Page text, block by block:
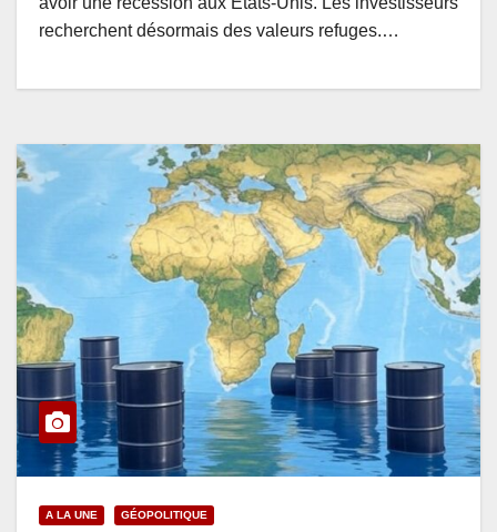
recherchent désormais des valeurs refuges.…
A LA UNE GÉOPOLITIQUE